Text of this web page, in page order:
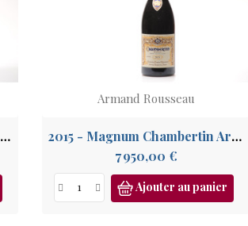
2009 - Magnum Chambertin Armand Rousseau GC
Armand Rousseau
2015 - Magnum Chambertin Armand Rousseau GC
7 950,00 €Prix
Ajouter au panier